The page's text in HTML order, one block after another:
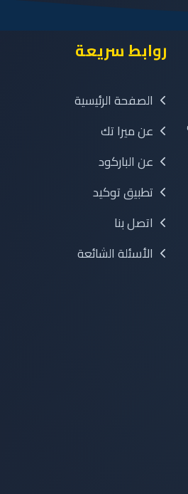
روابط سريعة
الصفحة الرئيسية
عن ميرا تك
عن الباركود
تطبيق توكيد
اتصل بنا
الأسئلة الشائعة